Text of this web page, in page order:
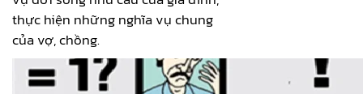
thực hiện những nghĩa vụ chung
của vợ, chồng.